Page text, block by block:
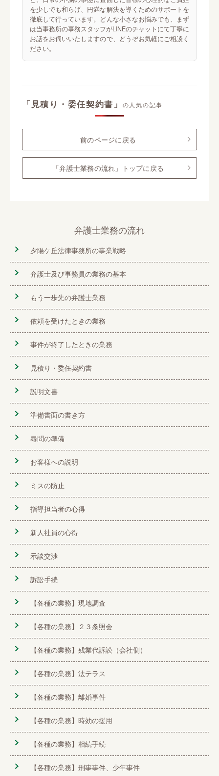
を少しでも和らげ、円満な解決を導くためのサポートを
徹底して行っています。どんな小さなお悩みでも、まず
は当事務所の事務スタッフがLINEのチャットにて丁寧に
お話をお伺いいたしますので、どうぞお気軽にご相談く
ださい。
「見積り・委任契約書」 の人気の記事
前のページに戻る
「弁護士業務の流れ」トップに戻る
弁護士業務の流れ
夕陽ケ丘法律事務所の事業戦略
弁護士及び事務員の業務の基本
もう一歩先の弁護士業務
依頼を受けたときの業務
事件が終了したときの業務
見積り・委任契約書
説明文書
準備書面の書き方
尋問の準備
お客様への説明
ミスの防止
指導担当者の心得
新人社員の心得
示談交渉
訴訟手続
【各種の業務】現地調査
【各種の業務】２３条照会
【各種の業務】残業代訴訟（会社側）
【各種の業務】法テラス
【各種の業務】離婚事件
【各種の業務】時効の援用
【各種の業務】相続手続
【各種の業務】刑事事件、少年事件